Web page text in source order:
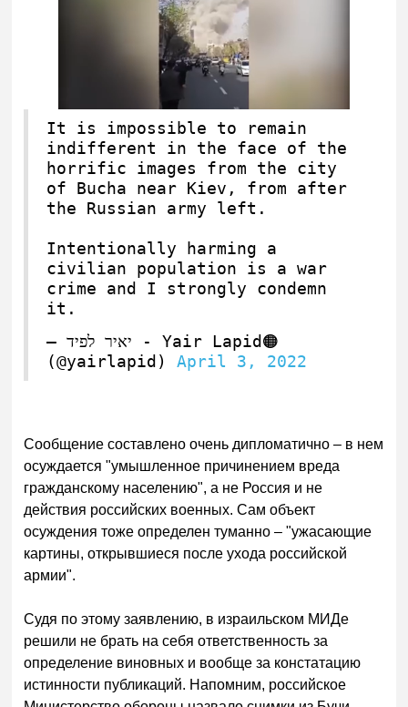
It is impossible to remain
indifferent in the face of the
horrific images from the city
of Bucha near Kiev, from after
the Russian army left.
Intentionally harming a
civilian population is a war
crime and I strongly condemn
it.
— יאיר לפיד - Yair Lapid🟠
(@yairlapid)April 3, 2022
Сообщение составлено очень дипломатично – в нем
осуждается "умышленное причинением вреда
гражданскому населению", а не Россия и не
действия российских военных. Сам объект
осуждения тоже определен туманно – "ужасающие
картины, открывшиеся после ухода российской
армии".
Судя по этому заявлению, в израильском МИДе
решили не брать на себя ответственность за
определение виновных и вообще за констатацию
истинности публикаций. Напомним, российское